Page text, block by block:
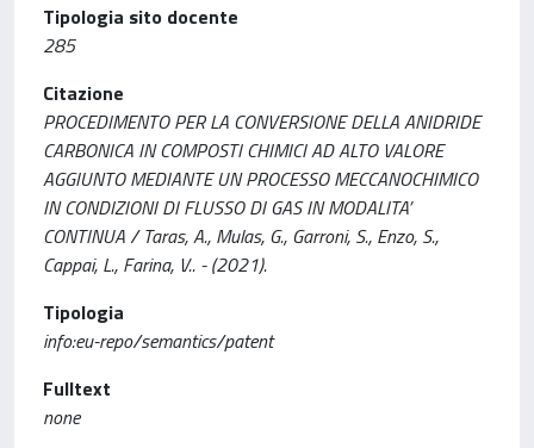
Tipologia sito docente
285
Citazione
PROCEDIMENTO PER LA CONVERSIONE DELLA ANIDRIDE
CARBONICA IN COMPOSTI CHIMICI AD ALTO VALORE
AGGIUNTO MEDIANTE UN PROCESSO MECCANOCHIMICO
IN CONDIZIONI DI FLUSSO DI GAS IN MODALITA’
CONTINUA / Taras, A., Mulas, G., Garroni, S., Enzo, S.,
Cappai, L., Farina, V.. - (2021).
Tipologia
info:eu-repo/semantics/patent
Fulltext
none